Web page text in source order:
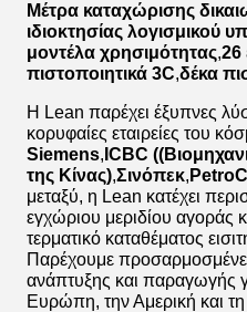
Μέτρα καταχώρισης
ιδιοκτησίας λογισμικού
μοντέλα χρησιμότητας,26
πιστοποιητικά 3C,δέκα
Η Lean παρέχει έξυπνες
κορυφαίες εταιρείες του
Siemens, ICBC
της Κίνας),Σινόπεκ,
μεταξύ, η Lean κατέχει
εγχώριου μεριδίου αγοράς
τερματικό καταθέματος
Παρέχουμε
ανάπτυξης και παραγωγής
Ευρώπη, την Αμερική και